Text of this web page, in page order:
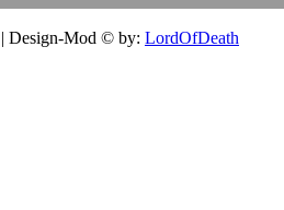
| Design-Mod © by: LordOfDeath